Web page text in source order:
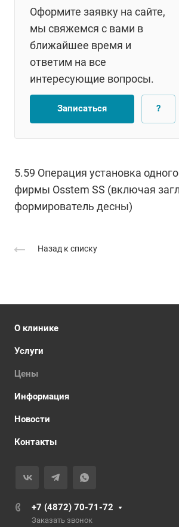
Оформите заявку на сайте,
мы свяжемся с вами в
ближайшее время и
ответим на все
интересующие вопросы.
Записаться ?
5.59 Операция установка
фирмы Osstem SS (включая
формирователь десны)
Назад к списку
О клинике
Услуги
Цены
Информация
Новости
Контакты
+7 (4872) 70-71-72
Заказать звонок